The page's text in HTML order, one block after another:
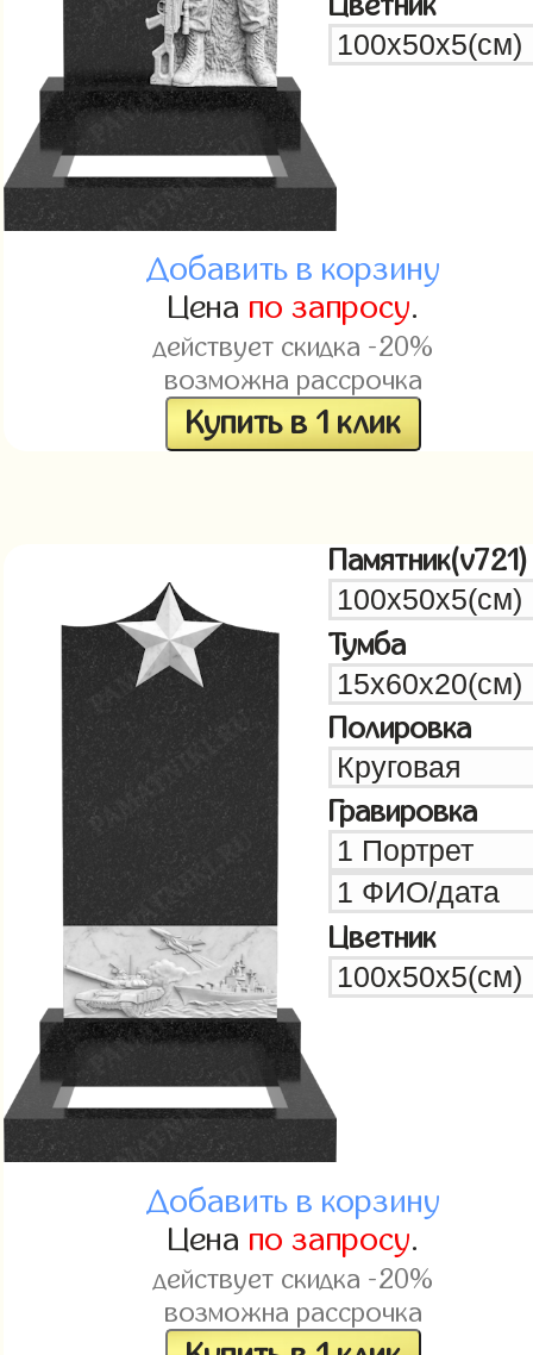
Цветник
Добавить в корзину
Цена по запросу.
действует скидка -20%
возможна рассрочка
Купить в 1 клик
Памятник(v721)
Тумба
Полировка
Гравировка
Цветник
Добавить в корзину
Цена по запросу.
действует скидка -20%
возможна рассрочка